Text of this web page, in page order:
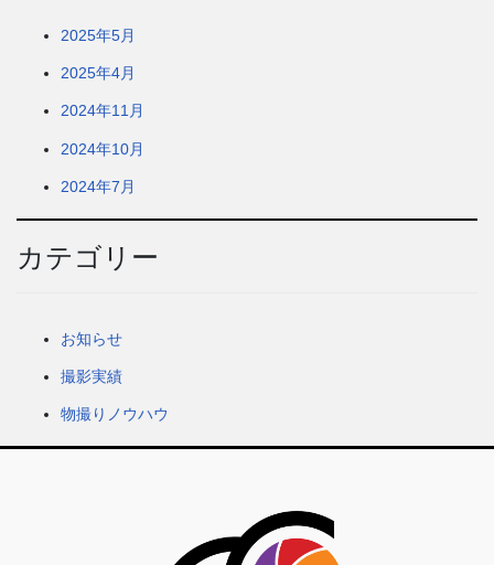
2025年5月
2025年4月
2024年11月
2024年10月
2024年7月
カテゴリー
お知らせ
撮影実績
物撮りノウハウ